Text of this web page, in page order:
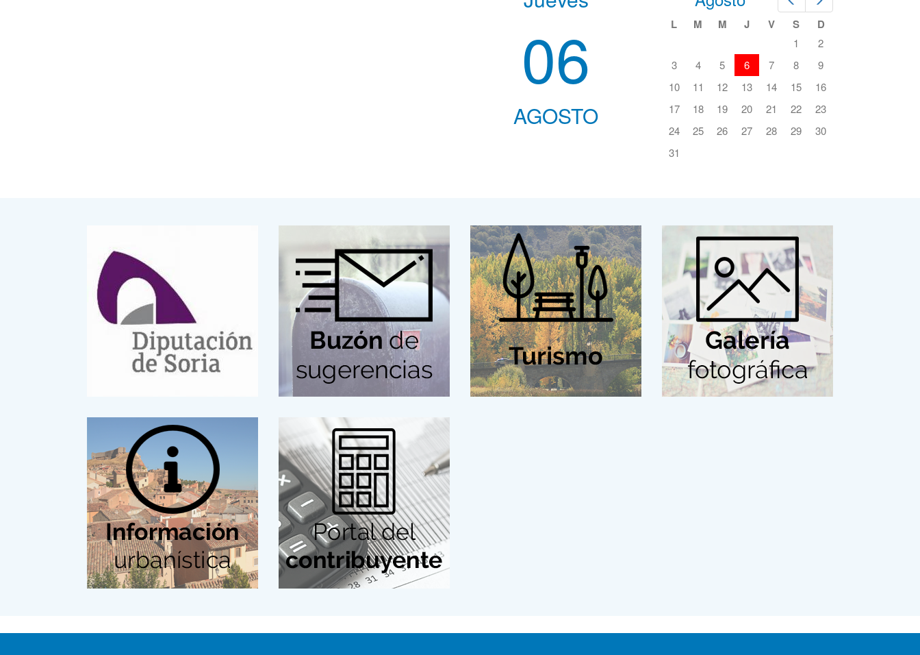
06
AGOSTO
L M M J V S D
1
2
3
4 5 6 7 8
9
10
11 12 13 14 15
16
17
18 19 20 21 22
23
24
25 26 27 28 29
30
31